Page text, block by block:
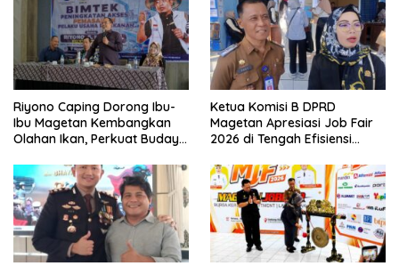
Riyono Caping Dorong Ibu-
Ibu Magetan Kembangkan
Olahan Ikan, Perkuat Budaya
Ketua Komisi B DPRD
Magetan Apresiasi Job Fair
2026 di Tengah Efisiensi